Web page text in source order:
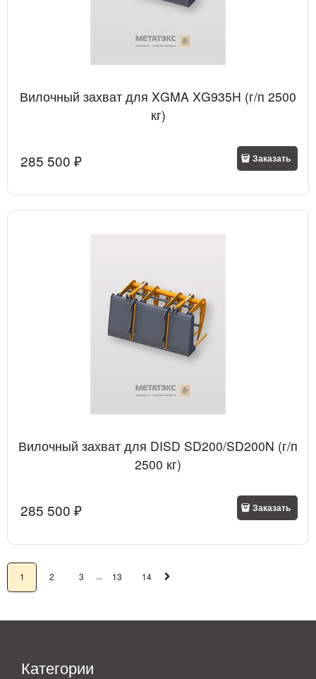
Вилочный захват для XGMA XG935H (г/п 2500
кг)
285 500 ₽ Заказать
Вилочный захват для DISD SD200/SD200N (г/п
2500 кг)
285 500 ₽ Заказать
1 2 3 ... 13 14
Категории